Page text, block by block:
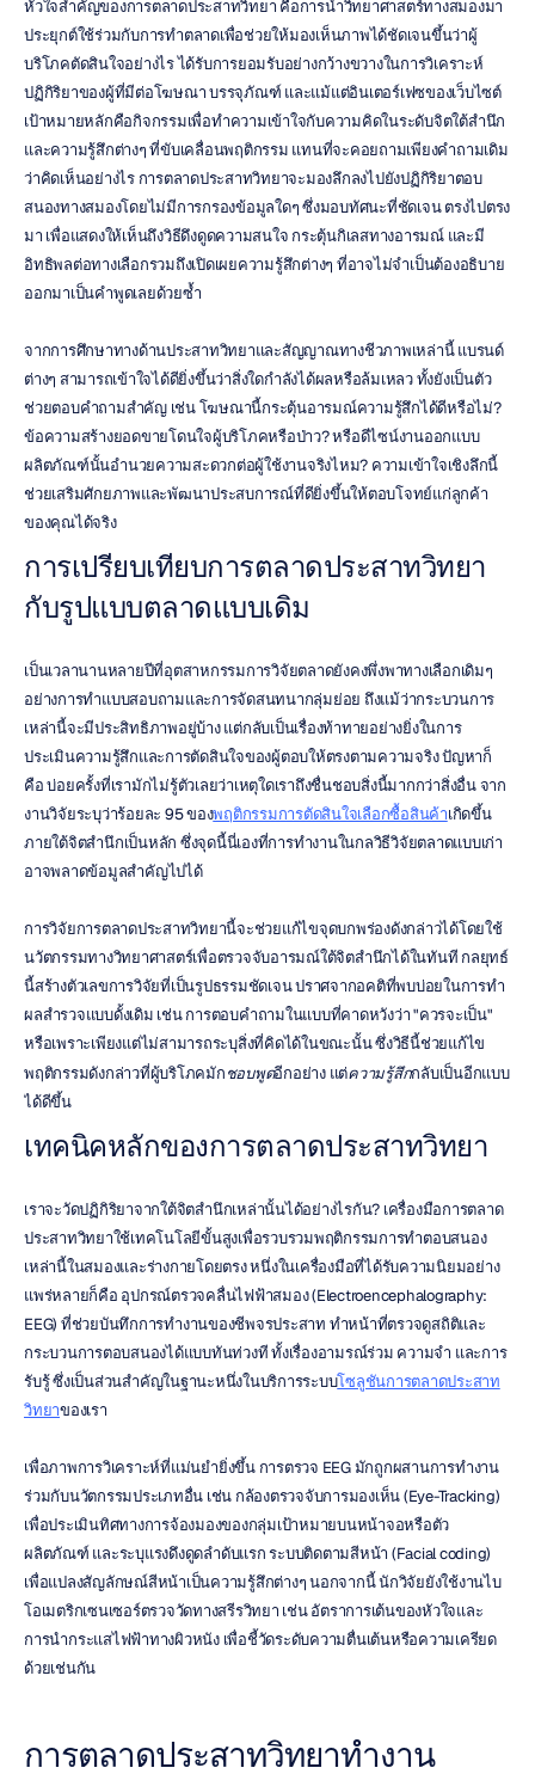
หัวใจสำคัญของการตลาดประสาทวิทยา คือการนำวิทยาศาสตร์ทางสมองมา
ประยุกต์ใช้ร่วมกับการทำตลาดเพื่อช่วยให้มองเห็นภาพได้ชัดเจนขึ้นว่าผู้
บริโภคตัดสินใจอย่างไร ได้รับการยอมรับอย่างกว้างขวางในการวิเคราะห์
ปฏิกิริยาของผู้ที่มีต่อโฆษณา บรรจุภัณฑ์ และแม้แต่อินเตอร์เฟซของเว็บไซต์
เป้าหมายหลักคือกิจกรรมเพื่อทำความเข้าใจกับความคิดในระดับจิตใต้สำนึก
และความรู้สึกต่างๆ ที่ขับเคลื่อนพฤติกรรม แทนที่จะคอยถามเพียงคำถามเดิม
ว่าคิดเห็นอย่างไร การตลาดประสาทวิทยาจะมองลึกลงไปยังปฏิกิริยาตอบ
สนองทางสมองโดยไม่มีการกรองข้อมูลใดๆ ซึ่งมอบทัศนะที่ชัดเจน ตรงไปตรง
มา เพื่อแสดงให้เห็นถึงวิธีดึงดูดความสนใจ กระตุ้นกิเลสทางอารมณ์ และมี
อิทธิพลต่อทางเลือกรวมถึงเปิดเผยความรู้สึกต่างๆ ที่อาจไม่จำเป็นต้องอธิบาย
ออกมาเป็นคำพูดเลยด้วยซ้ำ
จากการศึกษาทางด้านประสาทวิทยาและสัญญาณทางชีวภาพเหล่านี้ แบรนด์
ต่างๆ สามารถเข้าใจได้ดียิ่งขึ้นว่าสิ่งใดกำลังได้ผลหรือล้มเหลว ทั้งยังเป็นตัว
ช่วยตอบคำถามสำคัญ เช่น โฆษณานี้กระตุ้นอารมณ์ความรู้สึกได้ดีหรือไม่?
ข้อความสร้างยอดขายโดนใจผู้บริโภคหรือป่าว? หรือดีไซน์งานออกแบบ
ผลิตภัณฑ์นั้นอำนวยความสะดวกต่อผู้ใช้งานจริงไหม? ความเข้าใจเชิงลึกนี้
ช่วยเสริมศักยภาพและพัฒนาประสบการณ์ที่ดียิ่งขึ้นให้ตอบโจทย์แก่ลูกค้า
ของคุณได้จริง
การเปรียบเทียบการตลาดประสาทวิทยา
กับรูปแบบตลาดแบบเดิม
เป็นเวลานานหลายปีที่อุตสาหกรรมการวิจัยตลาดยังคงพึ่งพาทางเลือกเดิมๆ
อย่างการทำแบบสอบถามและการจัดสนทนากลุ่มย่อย ถึงแม้ว่ากระบวนการ
เหล่านี้จะมีประสิทธิภาพอยู่บ้าง แต่กลับเป็นเรื่องท้าทายอย่างยิ่งในการ
ประเมินความรู้สึกและการตัดสินใจของผู้ตอบให้ตรงตามความจริง ปัญหาก็
คือ บ่อยครั้งที่เรามักไม่รู้ตัวเลยว่าเหตุใดเราถึงชื่นชอบสิ่งนี้มากกว่าสิ่งอื่น จาก
งานวิจัยระบุว่าร้อยละ 95 ของพฤติกรรมการตัดสินใจเลือกซื้อสินค้าเกิดขึ้น
ภายใต้จิตสำนึกเป็นหลัก ซึ่งจุดนี้นี่เองที่การทำงานในกลวิธีวิจัยตลาดแบบเก่า
อาจพลาดข้อมูลสำคัญไปได้
การวิจัยการตลาดประสาทวิทยานี้จะช่วยแก้ไขจุดบกพร่องดังกล่าวได้โดยใช้
นวัตกรรมทางวิทยาศาสตร์เพื่อตรวจจับอารมณ์ใต้จิตสำนึกได้ในทันที กลยุทธ์
นี้สร้างตัวเลขการวิจัยที่เป็นรูปธรรมชัดเจน ปราศจากอคติที่พบบ่อยในการทำ
ผลสำรวจแบบดั้งเดิม เช่น การตอบคำถามในแบบที่คาดหวังว่า "ควรจะเป็น"
หรือเพราะเพียงแต่ไม่สามารถระบุสิ่งที่คิดได้ในขณะนั้น ซึ่งวิธีนี้ช่วยแก้ไข
พฤติกรรมดังกล่าวที่ผู้บริโภคมักชอบพูดอีกอย่าง แต่ความรู้สึกกลับเป็นอีกแบบ
ได้ดีขึ้น
เทคนิคหลักของการตลาดประสาทวิทยา
เราจะวัดปฏิกิริยาจากใต้จิตสำนึกเหล่านั้นได้อย่างไรกัน? เครื่องมือการตลาด
ประสาทวิทยาใช้เทคโนโลยีขั้นสูงเพื่อรวบรวมพฤติกรรมการทำตอบสนอง
เหล่านี้ในสมองและร่างกายโดยตรง หนึ่งในเครื่องมือที่ได้รับความนิยมอย่าง
แพร่หลายก็คือ อุปกรณ์ตรวจคลื่นไฟฟ้าสมอง (Electroencephalography:
EEG) ที่ช่วยบันทึกการทำงานของชีพจรประสาท ทำหน้าที่ตรวจดูสถิติและ
กระบวนการตอบสนองได้แบบทันท่วงที ทั้งเรื่องอามรณ์ร่วม ความจำ และการ
รับรู้ ซึ่งเป็นส่วนสำคัญในฐานะหนึ่งในบริการระบบโซลูชันการตลาดประสาท
วิทยาของเรา
เพื่อภาพการวิเคราะห์ที่แม่นยำยิ่งขึ้น การตรวจ EEG มักถูกผสานการทำงาน
ร่วมกับนวัตกรรมประเภทอื่น เช่น กล้องตรวจจับการมองเห็น (Eye-Tracking)
เพื่อประเมินทิศทางการจ้องมองของกลุ่มเป้าหมายบนหน้าจอหรือตัว
ผลิตภัณฑ์ และระบุแรงดึงดูดลำดับแรก ระบบติดตามสีหน้า (Facial coding)
เพื่อแปลงสัญลักษณ์สีหน้าเป็นความรู้สึกต่างๆ นอกจากนี้ นักวิจัยยังใช้งานไบ
โอเมตริกเซนเซอร์ตรวจวัดทางสรีรวิทยา เช่น อัตราการเต้นของหัวใจและ
การนำกระแสไฟฟ้าทางผิวหนัง เพื่อชี้วัดระดับความตื่นเต้นหรือความเครียด
ด้วยเช่นกัน
การตลาดประสาทวิทยาทำงาน